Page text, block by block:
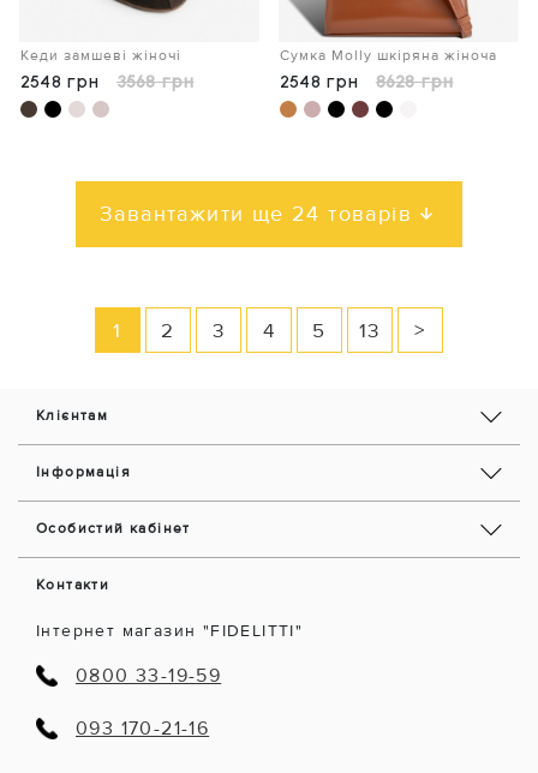
Кеди замшеві жіночі
2548 грн 3568 грн
Сумка Molly шкіряна жіноча
2548 грн 8628 грн
Завантажити ще 24 товарів
1 2 3 4 5 13 >
Клієнтам
Інформація
Особистий кабінет
Контакти
Інтернет магазин "FIDELITTI"
0800 33-19-59
093 170-21-16